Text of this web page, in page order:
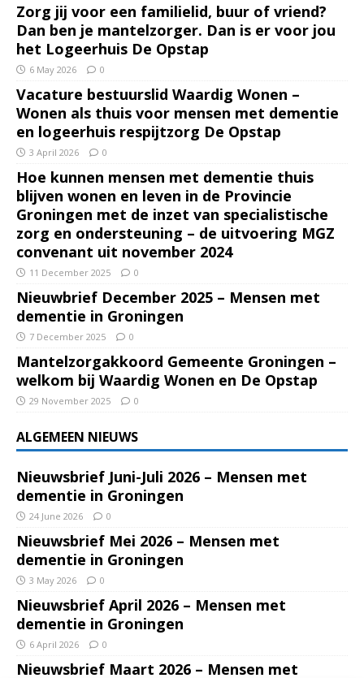
Zorg jij voor een familielid, buur of vriend?
Dan ben je mantelzorger. Dan is er voor jou
het Logeerhuis De Opstap
6 May 2026 0
Vacature bestuurslid Waardig Wonen –
Wonen als thuis voor mensen met dementie
en logeerhuis respijtzorg De Opstap
3 April 2026 0
Hoe kunnen mensen met dementie thuis
blijven wonen en leven in de Provincie
Groningen met de inzet van specialistische
zorg en ondersteuning – de uitvoering MGZ
convenant uit november 2024
11 December 2025 0
Nieuwbrief December 2025 – Mensen met
dementie in Groningen
7 December 2025 0
Mantelzorgakkoord Gemeente Groningen –
welkom bij Waardig Wonen en De Opstap
29 November 2025 0
ALGEMEEN NIEUWS
Nieuwsbrief Juni-Juli 2026 – Mensen met
dementie in Groningen
24 June 2026 0
Nieuwsbrief Mei 2026 – Mensen met
dementie in Groningen
3 May 2026 0
Nieuwsbrief April 2026 – Mensen met
dementie in Groningen
6 April 2026 0
Nieuwsbrief Maart 2026 – Mensen met